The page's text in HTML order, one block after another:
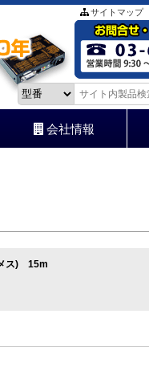
サイトマップ
会社情報
ス) 15m